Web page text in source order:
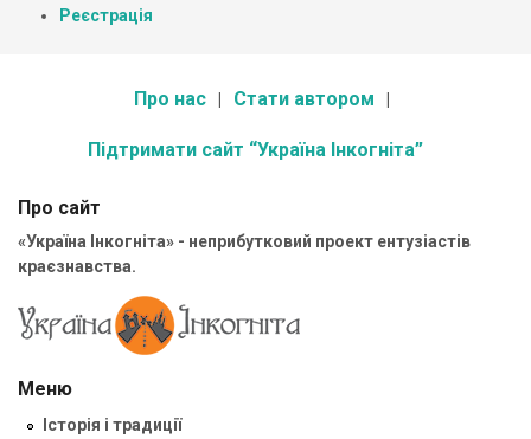
Реєстрація
Про нас Стати автором
Підтримати сайт “Україна Інкогніта”
Про сайт
«Україна Інкогніта» - неприбутковий проект ентузіастів
краєзнавства.
Меню
Історія і традиції